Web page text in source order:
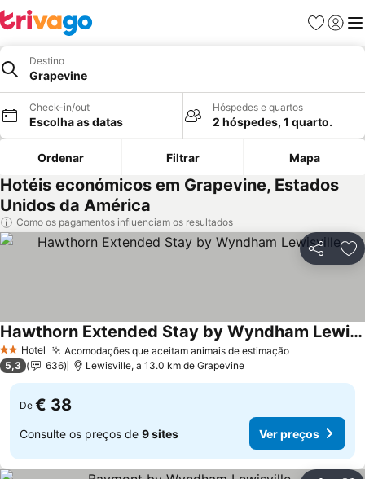
Favoritos
Iniciar
Destino
Grapevine
Check-in/out
Escolha as datas
Hóspedes e quartos
2 hóspedes, 1 quarto.
Ordenar Filtrar Mapa
Hotéis económicos em Grapevine, Estados
Unidos da América
Como os pagamentos influenciam os resultados
Partilhar
2 Estrelas
Hotel Acomodações que aceitam animais de estimaçãoVer preços
Hawthorn Extended Stay by Wyndham Lewisville
Ver preços
5,3 636 Lewisville, a 13.0 km de Grapevine
De € 38
Consulte os preços de 9 sites Ver preços